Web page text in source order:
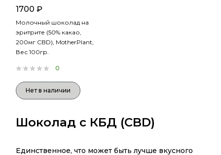
1700 ₽
Молочный шоколад на
эритрите (50% какао,
200мг CBD), MotherPlant,
Вес 100гр.
0
Нет в наличии
Шоколад с КБД (CBD)
Единственное, что может быть лучше вкусного